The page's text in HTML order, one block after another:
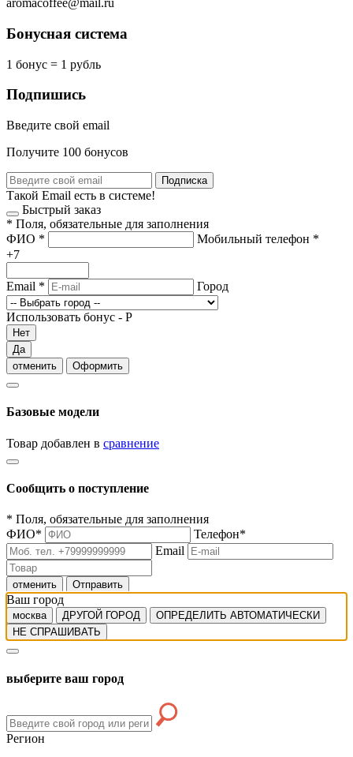
aromacoffee@mail.ru
Бонусная система
1 бонус = 1 рубль
Подпишись
Введите свой email
Получите 100 бонусов
Подписка
Такой Email есть в системе!
Быстрый заказ
* Поля, обязательные для заполнения
ФИО * Мобильный телефон *
+7
Email * Город
Использовать бонус - Р
Нет
Да
отменить
Оформить
Базовые модели
Товар добавлен в сравнение
Сообщить о поступление
* Поля, обязательные для заполнения
ФИО* Телефон*
Email
отменить Отправить
Ваш город
москва ДРУГОЙ ГОРОД
ОПРЕДЕЛИТЬ АВТОМАТИЧЕСКИ
НЕ СПРАШИВАТЬ
выберите ваш город
Регион